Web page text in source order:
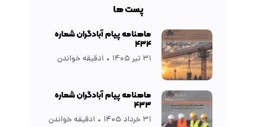
پست ها
ماهنامه پیام آبادگران شماره
۴۳۴
۳۱ تیر ۱۴۰۵ ۱دقیقه خواندن
ماهنامه پیام آبادگران شماره
۴۳۳
۳۱ خرداد ۱۴۰۵ ۱دقیقه خواندن